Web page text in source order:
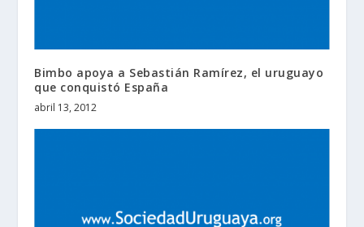
Bimbo apoya a Sebastián Ramírez, el uruguayo
que conquistó España
abril 13, 2012